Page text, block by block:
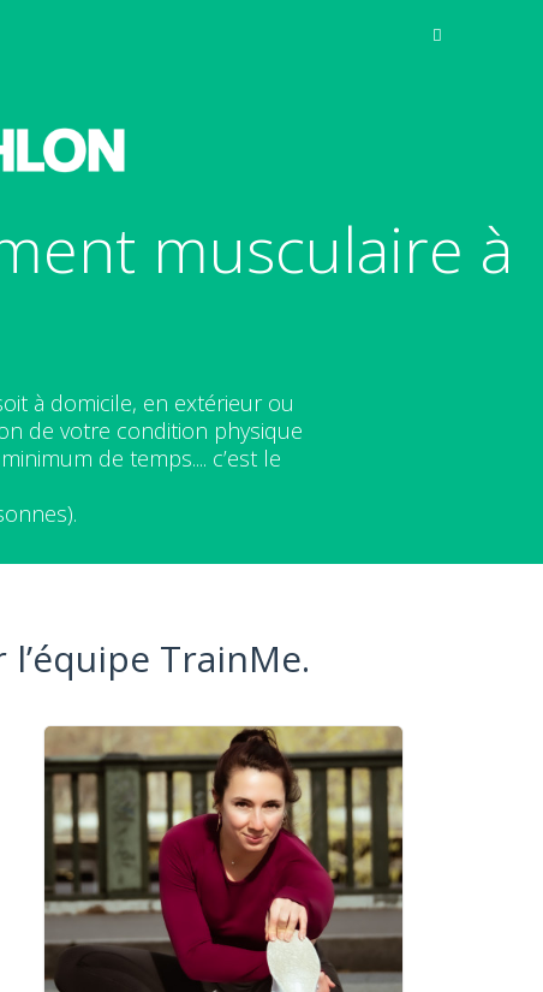
musculaire à
à domicile, en extérieur ou
de votre condition physique
de temps.... c’est le
TrainMe.